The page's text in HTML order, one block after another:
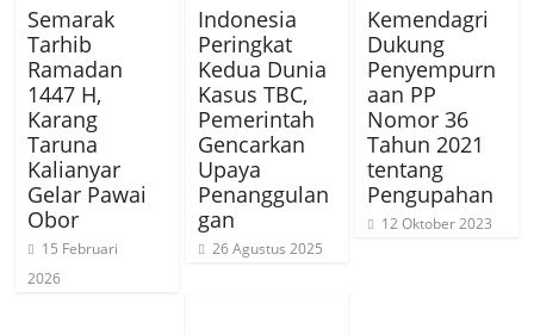
Semarak
Tarhib
Ramadan
1447 H,
Karang
Taruna
Kalianyar
Gelar Pawai
Obor
15 Februari
2026
Indonesia
Peringkat
Kedua Dunia
Kasus TBC,
Pemerintah
Gencarkan
Upaya
Penanggulan
gan
26 Agustus 2025
Kemendagri
Dukung
Penyempurn
aan PP
Nomor 36
Tahun 2021
tentang
Pengupahan
12 Oktober 2023